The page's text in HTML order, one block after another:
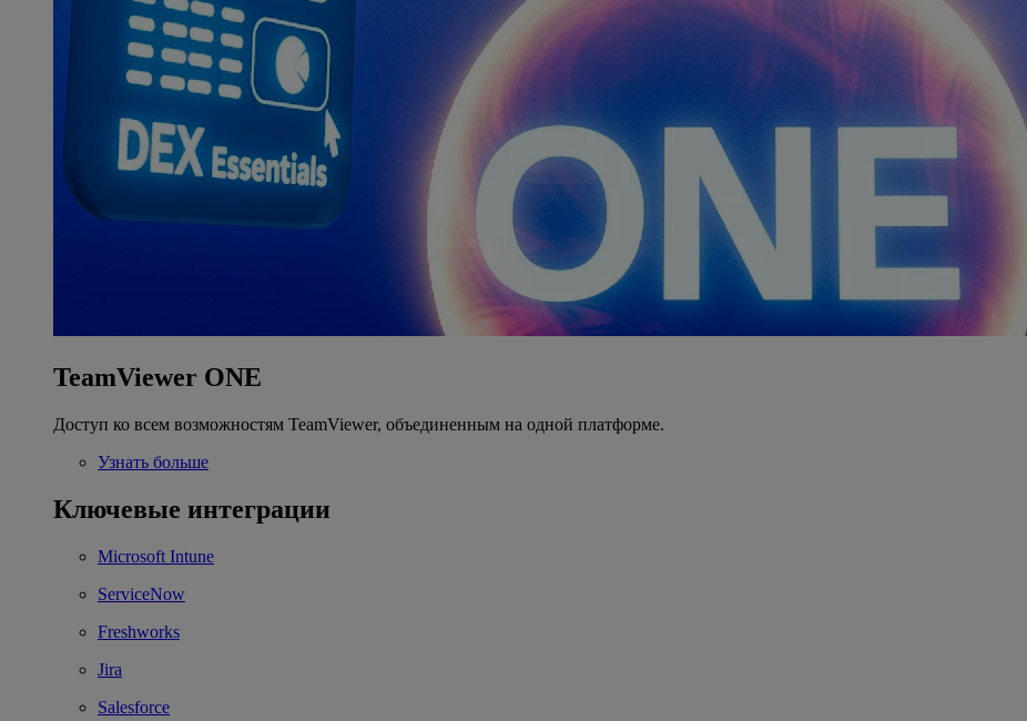
TeamViewer ONE
Доступ ко всем возможностям TeamViewer, объединенным на одной платформе.
Узнать больше
Ключевые интеграции
Microsoft Intune
ServiceNow
Freshworks
Jira
Salesforce